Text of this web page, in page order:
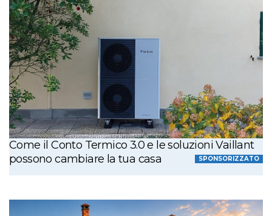
Come il Conto Termico 3.0 e le soluzioni Vaillant
possono cambiare la tua casa
SPONSORIZZATO